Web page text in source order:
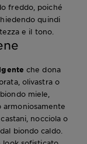
freddo, poiché
quindi
e il tono.
che dona
olivastra o
miele,
armoniosamente
nocciola o
biondo caldo.